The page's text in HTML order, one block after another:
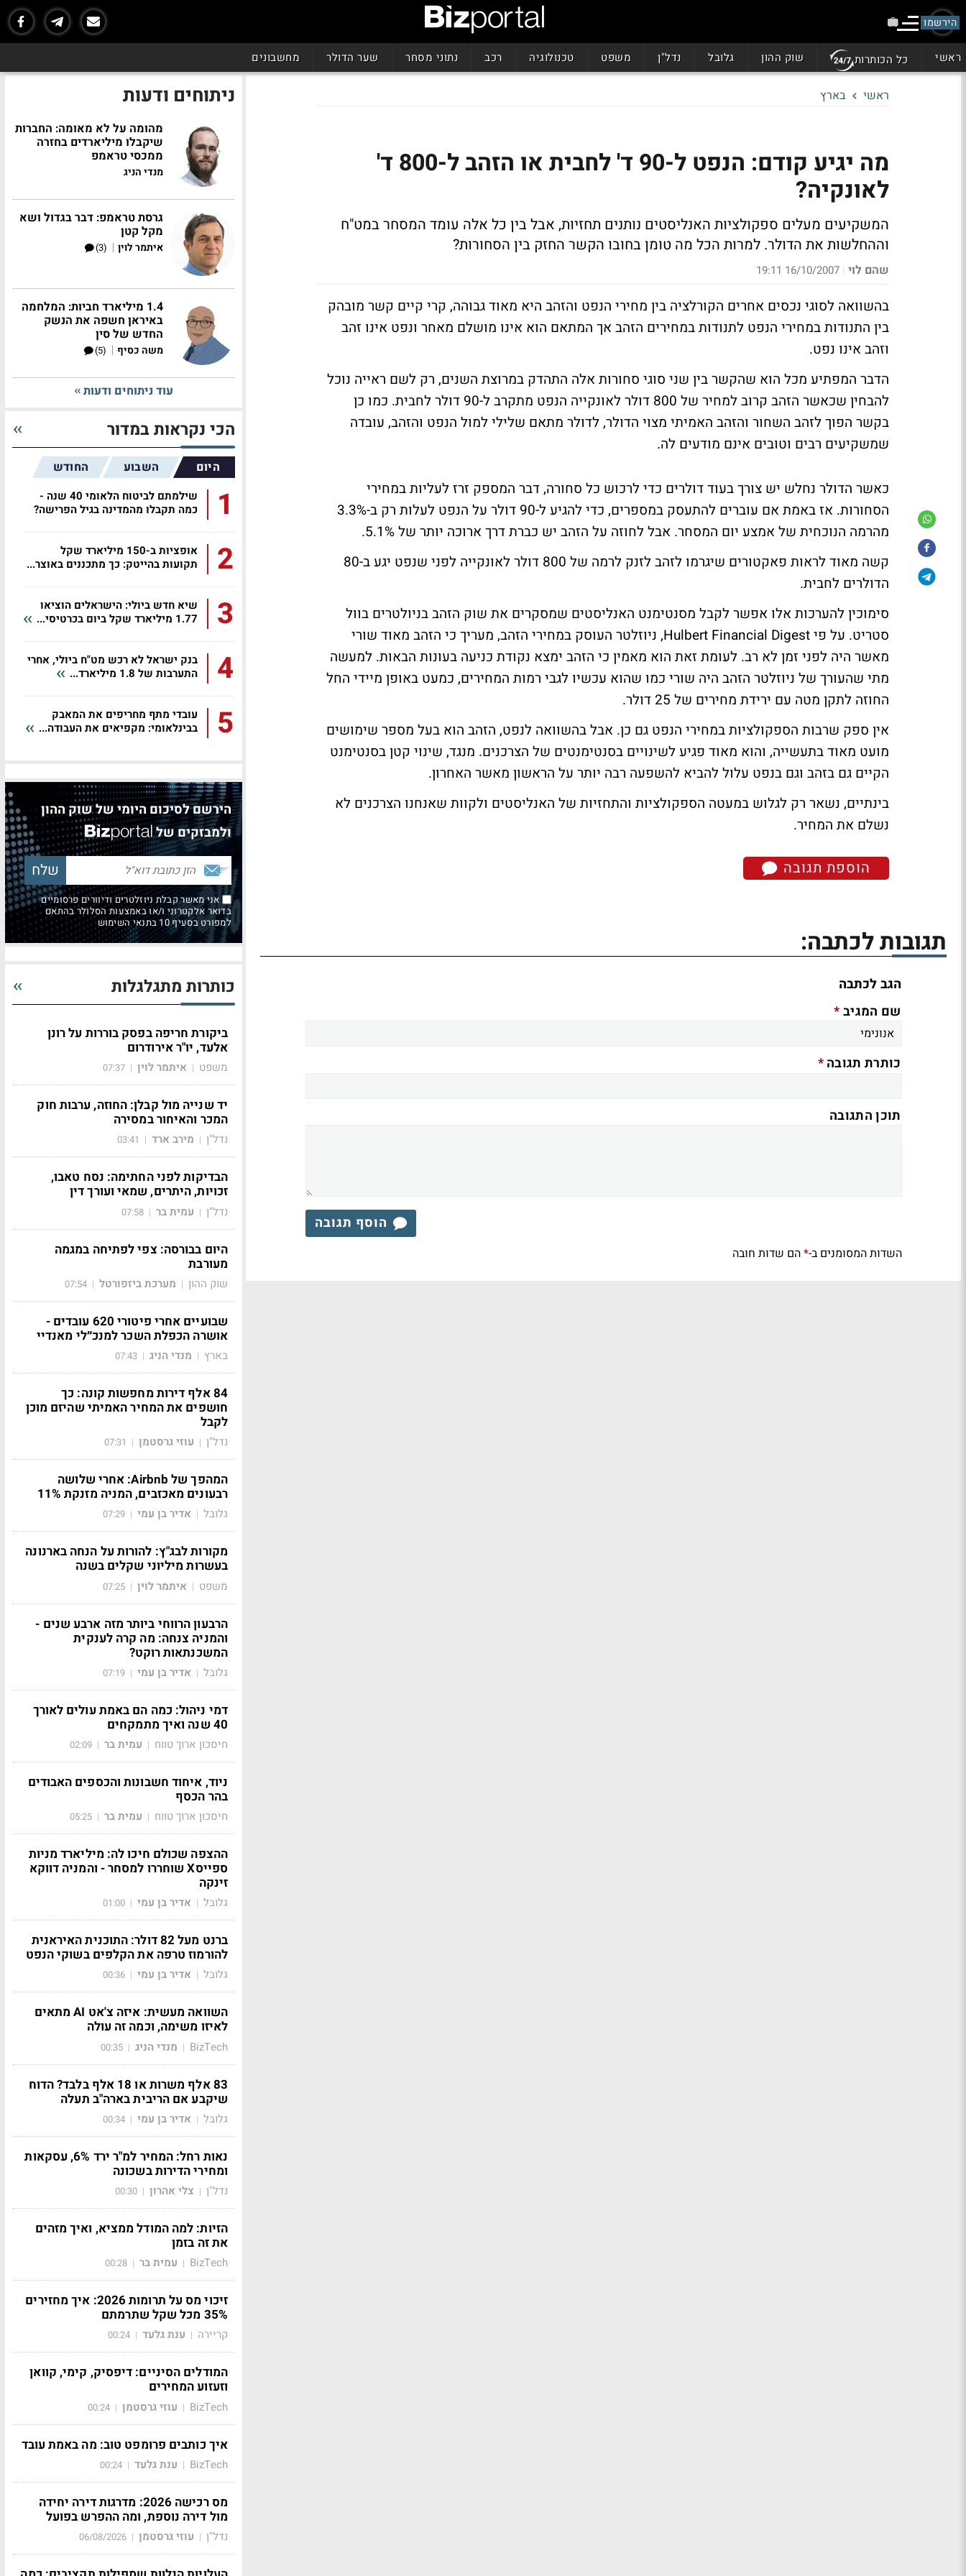
הירשמו
ראשי כל הכותרות שוק ההון גלובל נדל"ן משפט טכנולוגיה רכב נתוני מסחר שער הדולר מחשבונים
ראשי בארץ
מה יגיע קודם: הנפט ל-90 ד' לחבית או הזהב ל-800 ד'
לאונקיה?
המשקיעים מעלים ספקולציות האנליסטים נותנים תחזיות, אבל בין כל אלה עומד המסחר במט"ח
וההחלשות את הדולר. למרות הכל מה טומן בחובו הקשר החזק בין הסחורות?
שהם לוי |
16/10/2007 19:11
בהשוואה לסוגי נכסים אחרים הקורלציה בין מחירי הנפט והזהב היא מאוד גבוהה, קרי קיים קשר מובהק
בין התנודות במחירי הנפט לתנודות במחירים הזהב אך המתאם הוא אינו מושלם מאחר ונפט אינו זהב
וזהב אינו נפט.
הדבר המפתיע מכל הוא שהקשר בין שני סוגי סחורות אלה התהדק במרוצת השנים, רק לשם ראייה נוכל
להבחין שכאשר הזהב קרוב למחיר של 800 דולר לאונקייה הנפט מתקרב ל-90 דולר לחבית. כמו כן
בקשר הפוך לזהב השחור והזהב האמיתי מצוי הדולר, לדולר מתאם שלילי למול הנפט והזהב, עובדה
שמשקיעים רבים וטובים אינם מודעים לה.
כאשר הדולר נחלש יש צורך בעוד דולרים כדי לרכוש כל סחורה, דבר המספק זרז לעליות במחירי
הסחורות. אז באמת אם עוברים להתעסק במספרים, כדי להגיע ל-90 דולר על הנפט לעלות רק ב-3.3%
מהרמה הנוכחית של אמצע יום המסחר. אבל לחוזה על הזהב יש כברת דרך ארוכה יותר של 5.1%.
קשה מאוד לראות פאקטורים שיגרמו לזהב לזנק לרמה של 800 דולר לאונקייה לפני שנפט יגע ב-80
הדולרים לחבית.
סימוכין להערכות אלו אפשר לקבל מסנטימנט האנליסטים שמסקרים את שוק הזהב בניולטרים בוול
סטריט. על פי Hulbert Financial Digest, ניוזלטר העוסק במחירי הזהב, מעריך כי הזהב מאוד שורי
מאשר היה לפני זמן לא רב. לעומת זאת הוא מאמין כי הזהב ימצא נקודת כניעה בעונות הבאות. למעשה
מתי שהעורך של ניוזלטר הזהב היה שורי כמו שהוא עכשיו לגבי רמות המחירים, כמעט באופן מיידי החל
החוזה לתקן מטה עם ירידת מחירים של 25 דולר.
אין ספק שרבות הספקולציות במחירי הנפט גם כן. אבל בהשוואה לנפט, הזהב הוא בעל מספר שימושים
מועט מאוד בתעשייה, והוא מאוד פגיע לשינויים בסנטימנטים של הצרכנים. מנגד, שינוי קטן בסנטימנט
הקיים גם בזהב וגם בנפט עלול להביא להשפעה רבה יותר על הראשון מאשר האחרון.
בינתיים, נשאר רק לגלוש במעטה הספקולציות והתחזיות של האנליסטים ולקוות שאנחנו הצרכנים לא
נשלם את המחיר.
הוספת תגובה
תגובות לכתבה:
הגב לכתבה
שם המגיב*
כותרת תגובה*
תוכן התגובה
הוסף תגובה
השדות המסומנים ב-*הם שדות חובה
ניתוחים ודעות
מהומה על לא מאומה: החברות
שיקבלו מיליארדים בחזרה
ממכסי טראמפ
מנדי הניג
גרסת טראמפ: דבר בגדול ושא
מקל קטן
איתמר לוין |
(3)
1.4 מיליארד חביות: המלחמה
באיראן חשפה את הנשק
החדש של סין
משה כסיף |
(5)
עוד ניתוחים ודעות
הכי נקראות במדור
היום השבוע החודש
1
שילמתם לביטוח הלאומי 40 שנה -
כמה תקבלו מהמדינה בגיל הפרישה?
2
אופציות ב-150 מיליארד שקל
תקועות בהייטק: כך מתכננים באוצר...
3
שיא חדש ביולי: הישראלים הוציאו
1.77 מיליארד שקל ביום בכרטיסי...
4
בנק ישראל לא רכש מט"ח ביולי, אחרי
התערבות של 1.8 מיליארד...
5
עובדי מתף מחריפים את המאבק
בבינלאומי: מקפיאים את העבודה...
הירשם לסיכום היומי של שוק ההון
ולמבזקים של
אני מאשר קבלת ניוזלטרים ודיוורים פרסומיים
בדואר אלקטרוני ו/או באמצעות הסלולר בהתאם
למפורט בסעיף 10 בתנאי השימוש
כותרות מתגלגלות
ביקורת חריפה בפסק בוררות על רונן
אלעד, יו"ר אירודרום
משפט | איתמר לוין |
07:37
יד שנייה מול קבלן: החוזה, ערבות חוק
המכר והאיחור במסירה
נדל"ן | מירב ארד |
03:41
הבדיקות לפני החתימה: נסח טאבו,
זכויות, היתרים, שמאי ועורך דין
נדל"ן | עמית בר |
07:58
היום בבורסה: צפי לפתיחה במגמה
מעורבת
שוק ההון | מערכת ביזפורטל |
07:54
שבועיים אחרי פיטורי 620 עובדים -
אושרה הכפלת השכר למנכ״לי מאנדיי
בארץ | מנדי הניג |
07:43
84 אלף דירות מחפשות קונה: כך
חושפים את המחיר האמיתי שהיזם מוכן
לקבל
נדל"ן | עוזי גרסטמן |
07:31
המהפך של Airbnb: אחרי שלושה
רבעונים מאכזבים, המניה מזנקת 11%
גלובל | אדיר בן עמי |
07:29
מקורות לבג"ץ: להורות על הנחה בארנונה
בעשרות מיליוני שקלים בשנה
משפט | איתמר לוין |
07:25
הרבעון הרווחי ביותר מזה ארבע שנים -
והמניה צנחה: מה קרה לענקית
המשכנתאות רוקט?
גלובל | אדיר בן עמי |
07:19
דמי ניהול: כמה הם באמת עולים לאורך
40 שנה ואיך מתמקחים
חיסכון ארוך טווח | עמית בר |
02:09
ניוד, איחוד חשבונות והכספים האבודים
בהר הכסף
חיסכון ארוך טווח | עמית בר |
05:25
ההצפה שכולם חיכו לה: מיליארד מניות
ספייסX שוחררו למסחר - והמניה דווקא
זינקה
גלובל | אדיר בן עמי |
01:00
ברנט מעל 82 דולר: התוכנית האיראנית
להורמוז טרפה את הקלפים בשוקי הנפט
גלובל | אדיר בן עמי |
00:36
השוואה מעשית: איזה צ'אט AI מתאים
לאיזו משימה, וכמה זה עולה
BizTech
| מנדי הניג |
00:35
83 אלף משרות או 18 אלף בלבד? הדוח
שיקבע אם הריבית בארה"ב תעלה
גלובל | אדיר בן עמי |
00:34
נאות רחל: המחיר למ"ר ירד 6%, עסקאות
ומחירי הדירות בשכונה
נדל"ן | צלי אהרון |
00:30
הזיות: למה המודל ממציא, ואיך מזהים
את זה בזמן
BizTech
| עמית בר |
00:28
זיכוי מס על תרומות 2026: איך מחזירים
35% מכל שקל שתרמתם
קריירה | ענת גלעד |
00:24
המודלים הסיניים: דיפסיק, קימי, קוואן
וזעזוע המחירים
BizTech
| עוזי גרסטמן |
00:24
איך כותבים פרומפט טוב: מה באמת עובד
BizTech
| ענת גלעד |
00:24
מס רכישה 2026: מדרגות דירה יחידה
מול דירה נוספת, ומה ההפרש בפועל
נדל"ן | עוזי גרסטמן |
06/08/2026